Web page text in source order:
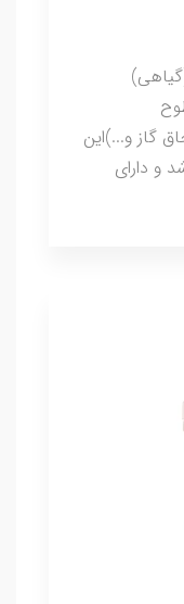
گاز و...)این
و دارای